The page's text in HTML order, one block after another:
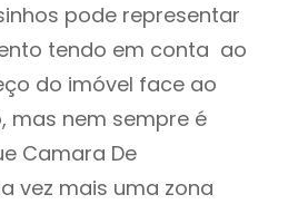
pode representar
tendo em conta ao
do imóvel face ao
mas nem sempre é
Camara De
vez mais uma zona